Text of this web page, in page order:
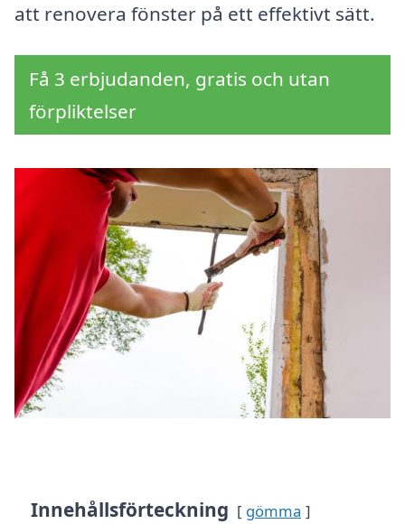
att renovera fönster på ett effektivt sätt.
Få 3 erbjudanden, gratis och utan
förpliktelser
Innehållsförteckning gömma